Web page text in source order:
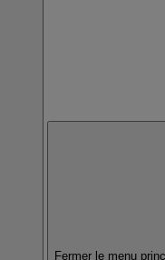
Fermer le menu